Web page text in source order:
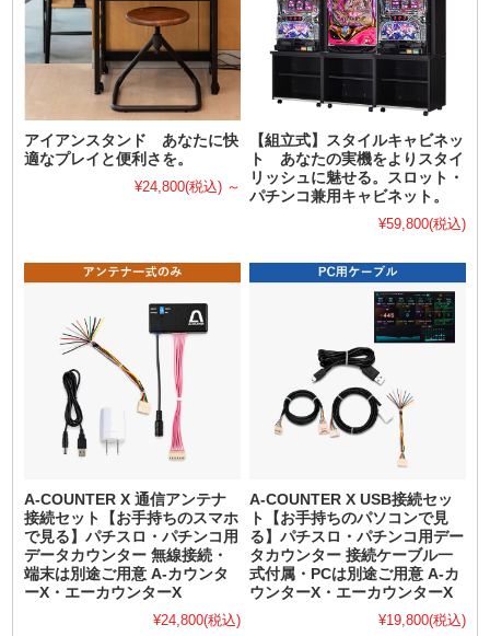
アイアンスタンド あなたに快
適なプレイと便利さを。
¥24,800(税込) ～
【組立式】スタイルキャビネッ
ト あなたの実機をよりスタイ
リッシュに魅せる。スロット・
パチンコ兼用キャビネット。
¥59,800(税込)
A-COUNTER X 通信アンテナ
接続セット【お手持ちのスマホ
で見る】パチスロ・パチンコ用
データカウンター 無線接続・
端末は別途ご用意 A-カウンタ
ーX・エーカウンターX
¥24,800(税込)
A-COUNTER X USB接続セッ
ト【お手持ちのパソコンで見
る】パチスロ・パチンコ用デー
タカウンター 接続ケーブル一
式付属・PCは別途ご用意 A-カ
ウンターX・エーカウンターX
¥19,800(税込)